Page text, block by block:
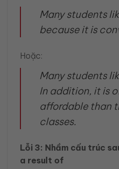
Many students
because it is
Hoặc:
Many students
In addition, it is
affordable than
classes.
Lỗi 3: Nhầm cấu trúc
a result of